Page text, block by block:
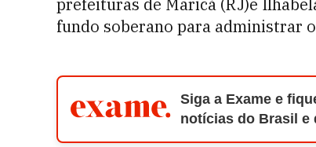
prefeituras de Maricá (RJ)e
fundo soberano para administrar
Siga a Exame e
notícias do Brasil e